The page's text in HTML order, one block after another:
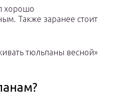
хорошо
Также заранее стоит
тюльпаны весной»